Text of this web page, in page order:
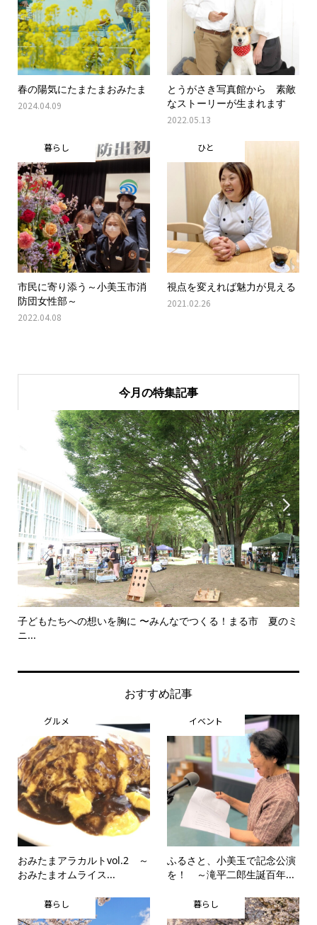
春の陽気にたまたまおみたま
2024.04.09
とうがさき写真館から 素敵
なストーリーが生まれます
2022.05.13
暮らし
市民に寄り添う～小美玉市消
防団女性部～
2022.04.08
ひと
視点を変えれば魅力が見える
2021.02.26
今月の特集記事

子どもたちへの想いを胸に 〜みんなでつくる！まる市 夏のミ
ニ...

おすすめ記事
グルメ
おみたまアラカルトvol.2 ～
おみたまオムライス...
イベント
ふるさと、小美玉で記念公演
を！ ～滝平二郎生誕百年...
暮らし 暮らし